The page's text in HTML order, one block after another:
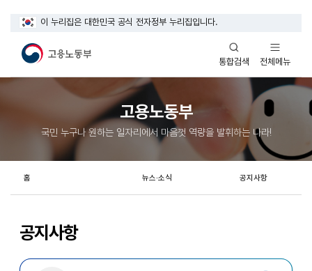
이 누리집은 대한민국 공식 전자정부 누리집입니다.
통합검색
열기
전체메뉴
열기
고용노동부
국민 누구나 원하는 일자리에서 마음껏 역량을 발휘하는 나라!
공지사항
홈 뉴스·소식 공지사항